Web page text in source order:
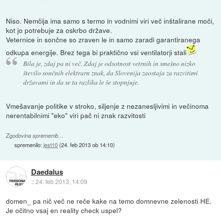
Niso. Nemčija ima samo s termo in vodnimi viri več inštalirane moči,
kot jo potrebuje za oskrbo države.
Veternice in sončne so zraven le in samo zaradi garantiranega
odkupa energije. Brez tega bi praktično vsi ventilatorji stali
Bila je, zdaj pa ni več. Zdaj je odsotnost vetrnih in smešno nizko
število sončnih elektrarn znak, da Slovenija zaostaja za razvitimi
državami in da se ta razlika le še stopnjuje.
Vmešavanje politike v stroko, siljenje z nezanesljivimi in večinoma
nerentabilnimi "eko" viri pač ni znak razvitosti
Zgodovina sprememb…
spremenilo:jest10(24. feb 2013 ob 14:10)
Daedalus
::24. feb 2013, 14:09
domen_ pa nič več ne reče kake na temo domnevne zelenosti HE.
Je očitno vsaj en reality check uspel?